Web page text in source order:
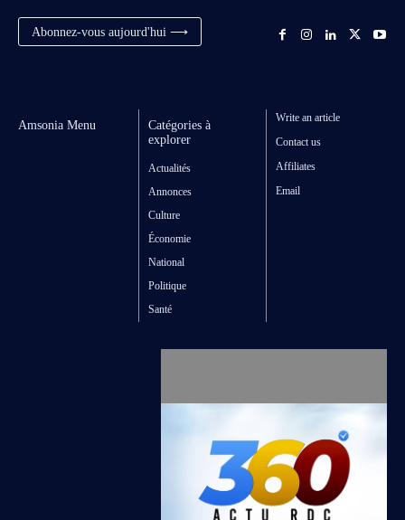
Abonnez-vous aujourd'hui ⟶
Amsonia Menu
Catégories à
explorer
Actualités
Annonces
Culture
Économie
National
Politique
Santé
Write an article
Contact us
Affiliates
Email